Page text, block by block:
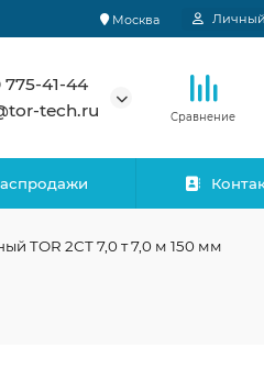
Москва
775-41-44
tech.ru
Сравнение
TOR 2СТ 7,0 т 7,0 м 150 мм